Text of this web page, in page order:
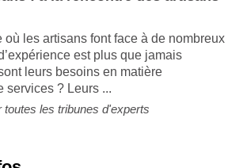
: à la rencontre des artisans
les artisans font face à de nombreux
est plus que jamais
leurs besoins en matière